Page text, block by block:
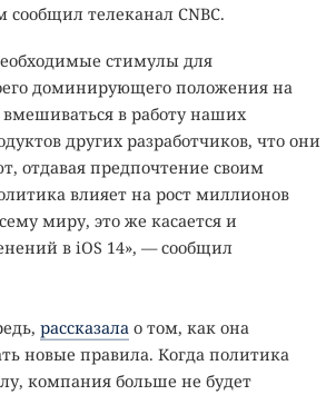
сообщил телеканал CNBC.
стимулы для
доминирующего положения на
в работу наших
других разработчиков, что они
отдавая предпочтение своим
влияет на рост миллионов
миру, это же касается и
в iOS 14», — сообщил
рассказала о том, как она
новые правила. Когда политика
компания больше не будет